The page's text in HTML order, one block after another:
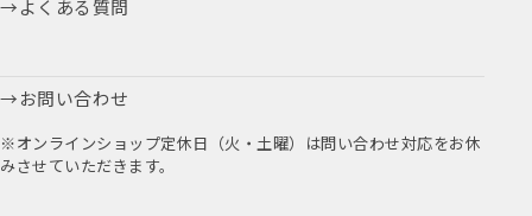
よくある質問
お問い合わせ
※オンラインショップ定休日（火・土曜）は問い合わせ対応をお休
みさせていただきます。